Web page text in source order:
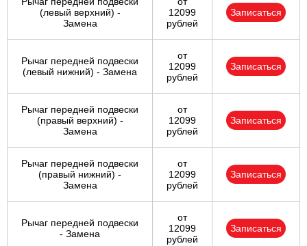
(левый верхний) -
Замена
12099
рублей
Записаться
Рычаг передней подвески
(левый нижний) - Замена
от
12099
рублей
Записаться
Рычаг передней подвески
(правый верхний) -
Замена
от
12099
рублей
Записаться
Рычаг передней подвески
(правый нижний) -
Замена
от
12099
рублей
Записаться
Рычаг передней подвески
- Замена
от
12099
рублей
Записаться